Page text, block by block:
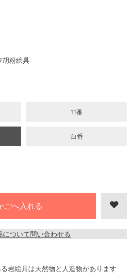
胡粉絵具
11番
白番
について問い合わせる
岩絵具は天然物と人造物があります